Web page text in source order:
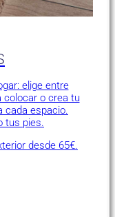
elige entre
colocar o crea tu
cada espacio.
tus pies.
desde 65€.